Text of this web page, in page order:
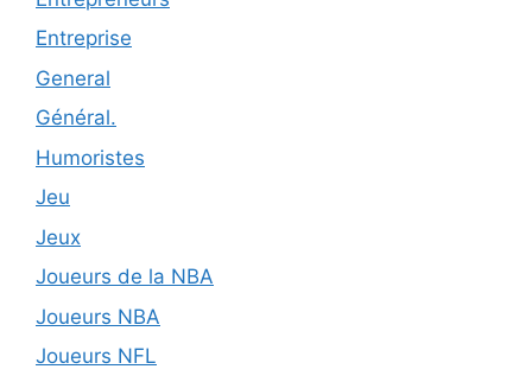
Entreprise
General
Général.
Humoristes
Jeu
Jeux
Joueurs de la NBA
Joueurs NBA
Joueurs NFL